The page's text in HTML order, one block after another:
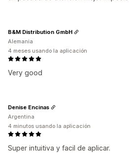
Very good
B&M Distribution GmbH
Alemania
4 meses usando la aplicación
Super intuitiva y facil de aplicar.
Denise Encinas
Argentina
4 minutos usando la aplicación